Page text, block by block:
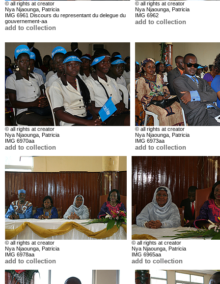
© all rights at creator
Nya Njaounga, Patricia
IMG 6961 Discours du representant du delegue du
gouvernement-aa
add to collection
© all rights at creator
Nya Njaounga, Patricia
IMG 6962
add to collection
© all rights at creator
Nya Njaounga, Patricia
IMG 6970aa
add to collection
© all rights at creator
Nya Njaounga, Patricia
IMG 6973aa
add to collection
© all rights at creator
Nya Njaounga, Patricia
IMG 6978aa
add to collection
© all rights at creator
Nya Njaounga, Patricia
IMG 6965aa
add to collection